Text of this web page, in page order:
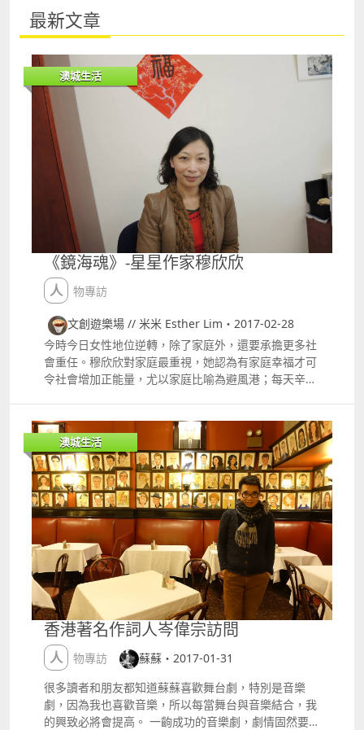
現。配合寬敞的私人迎賓區，新人可隨心打造專屬主題
佈置，與賓客在精緻美景下共譜難忘回憶 可以用澳門地
標「8字形摩天輪」為婚照背景，與摯友親朋拍攝獨家
花絮，讓「影滙之星」見證愛情軌跡， 更可走進摩天輪
艙內取景，浪漫滿分！ 戶外法式庭園最多容納200人，
寬闊綠茵草坪配輕歐式造景，適合證婚儀式、雞尾酒會
或西式婚宴，IG打卡位勁多，可以想像到新人出場時浪
漫到全場尖叫！3月 13至 15日即場預訂，尊享以下禮
遇： 中式婚宴酒席高達85折優惠 席間精選紅酒無限暢
飲 星級糖果區 「嘉宴」澳門幣 1,000餐飲現金券 新濠
影滙水上樂園標準門票2張 免費升級房間至巨星滙行政
套房及享2份房內早餐（需餐飲消費滿澳門幣
300,000） 額外3小時豪華禮車服務（需餐飲消費滿澳
門幣 300,000） 免費6位試菜（需餐飲消費滿澳門幣
250,000） 有關條款及細則適用。 新濠鋒海天盛宴 想
望住海景搞婚宴，就唔可以錯過新濠鋒17樓全層海景無
柱宴會廳，全落地玻璃180度飽覽澳門海天一色。12席
豪華酒席容納到150位賓客，仲有兩間多功能室，可以
用嚟做新娘房、賓客休息區，甚至麻雀房，兄弟團可以
開枱熱場，長輩又可以歎住茶等開席，實用貼心。米芝
林一星「帝影樓」福布斯五星「天政」「奧羅拉」炮製
婚宴，星級大廚手勢，美味保證！3月 13至 15日即場
預訂，尊享以下禮遇： 9折預訂中 西式婚宴酒席 新人
享婚宴當晚免費入住澳門海景客房一晚及房內早餐2份
（需餐飲消費滿澳門幣 80,000） 免費六位試菜（需餐
飲消費滿澳門幣 150,000） 席間無限暢飲汽水及啤酒
星級糖果區 有關條款及細則適用。 璀璨夢想婚慶展 時
間：3月 13日：1700 ndash; 20003月 14至 15日：
1300 ndash; 2000地點：新濠影滙3樓大宴會廳預約現
場優先服務：httpss.ctm.netuODqp電話：853 6504
7538電郵：enquiries@altiramacau.com
節慶盛事 環保自然
最新文章
澳城生活
《鏡海魂》-星星作家穆欣欣
人物專訪
文創遊樂場 // 米米 Esther Lim・2017-02-28
今時今日女性地位逆轉，除了家庭外，還要承擔更多社
會重任。穆欣欣對家庭最重視，她認為有家庭幸福才可
令社會增加正能量，尤以家庭比喻為避風港；每天辛勤
綽綽有餘。現今女性婚姻並不像以前，嫁到個好丈夫是
上天恩賜，對家庭重視就必會有社會承擔呢。 穆欣欣認
為家庭是正能量 《鏡海魂》情義結 《鏡》的誕生源自
20多前《香山縣誌》有「沈志亮傳」。穆最初就是因
「生而倜儻，慷慨尚義」緣故對沈志亮泛起注意，她特
意將1839年林則徐巡閱澳門禁菸的一段寫進《鏡海魂》
中，讓更多不同地方的人、認識和體現澳門，歷史劇借
古喻今。冀《鏡》成為城市名片，發揮最大效應。穆欣
欣認為要對澳門負責，需擔起澳門本土文化推廣，因推
廣文化不能斷層，讓下一代人了解自己文化和傳統。
《鏡海魂》劇照 《鏡》講述1849年總督亞馬勒為了侵
占整個澳門，在龍田村毀田地及踏平祖墳，激起龍田村
民眾怒；而沈志亮當年20歲岀頭的小伙子冒起，將自己
幸福將來放棄，來完成大業。用京劇表現《鏡海魂》並
用歷史人物犧牲，才帶出今日得來不易的和平氣息，京
劇的大氣、輝煌及翻觔斗正好配合到《鏡》內大器、舞
醉龍等歷史題材即合適器皿才載得起 。 天地良心沈志
亮 《鏡》在澳門公映前，所有參與台前幕後的人都非常
澳城生活
香港著名作詞人岑偉宗訪問
人物專訪
蘇蘇・2017-01-31
很多讀者和朋友都知道蘇蘇喜歡舞台劇，特別是音樂
劇，因為我也喜歡音樂，所以每當舞台與音樂結合，我
的興致必將會提高。 一齣成功的音樂劇，劇情固然要吸